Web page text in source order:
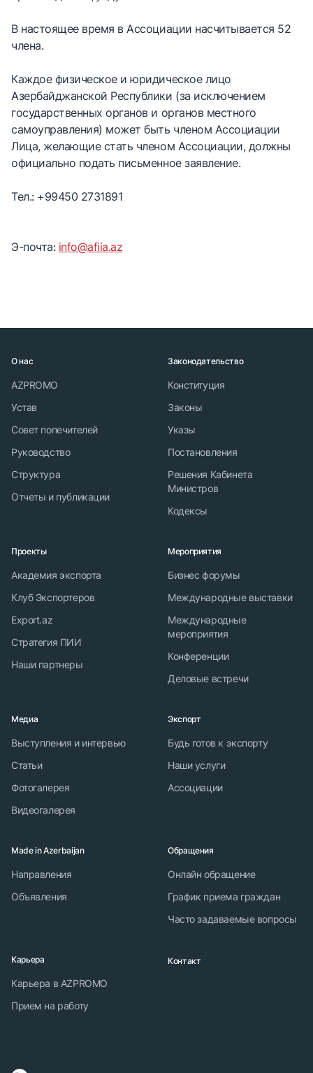
В настоящее время в Ассоциации насчитывается 52
члена.
Каждое физическое и юридическое лицо
Азербайджанской Республики (за исключением
государственных органов и органов местного
самоуправления) может быть членом Ассоциации
Лица, желающие стать членом Ассоциации, должны
официально подать письменное заявление.
Тел.: +99450 2731891
Э-почта: info@afiia.az
О нас
AZPROMO
Устав
Совет попечителей
Руководство
Структура
Отчеты и публикации
Законодательство
Конституция
Законы
Указы
Постановления
Решения Кабинета
Министров
Кодексы
Проекты
Академия экспорта
Клуб Экспортеров
Export.az
Стратегия ПИИ
Наши партнеры
Мероприятия
Бизнес форумы
Международные выставки
Международные
мероприятия
Конференции
Деловые встречи
Медиа
Выступления и интервью
Статьи
Фотогалерея
Видеогалерея
Экспорт
Будь готов к экспорту
Наши услуги
Ассоциации
Made in Azerbaijan
Направления
Объявления
Обращения
Онлайн обращение
График приема граждан
Часто задаваемые вопросы
Карьера
Карьера в AZPROMO
Прием на работу
Контакт